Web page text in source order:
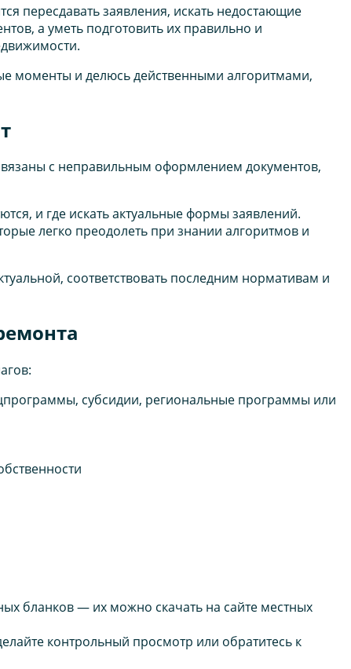
пересдавать заявления, искать недостающие
а уметь подготовить их правильно и
моменты и делюсь действенными алгоритмами,
с неправильным оформлением документов,
и где искать актуальные формы заявлений.
легко преодолеть при знании алгоритмов и
соответствовать последним нормативам и
субсидии, региональные программы или
бланков — их можно скачать на сайте местных
контрольный просмотр или обратитесь к